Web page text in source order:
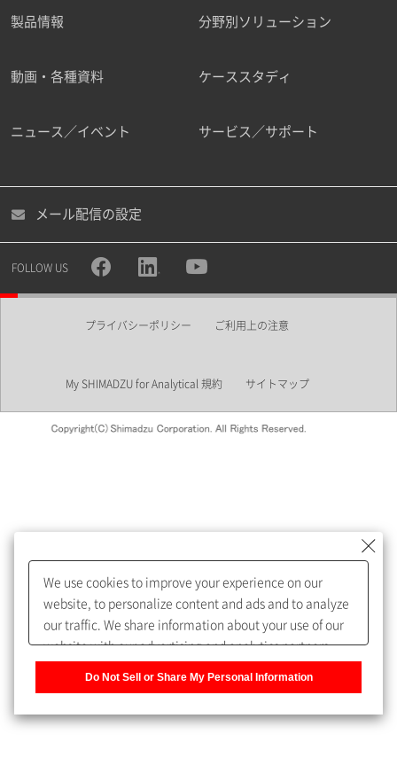
ご勤務先
職種
めします。
My SHIMADZU for Analyticalへ登録いただくと、技術情報や
取扱説明書・Webinarなどの閲覧ができます。
うになります。
製品情報 分野別ソリューション
動画・各種資料 ケーススタディ
ニュース／イベント サービス／サポート
メール配信の設定
FOLLOW US
プライバシーポリシー ご利用上の注意
My SHIMADZU for Analytical 規約 サイトマップ
We use cookies to improve your experience on our
website, to personalize content and ads and to analyze
our traffic. We share information about your use of our
website with our advertising and analytics partners,
Do Not Sell or Share My Personal Information